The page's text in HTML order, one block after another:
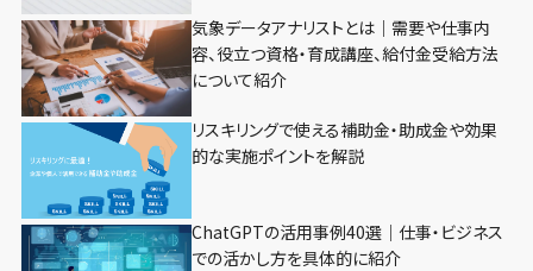
気象データアナリストとは｜需要や仕事内
容、役立つ資格・育成講座、給付金受給方法
について紹介
リスキリングで使える補助金・助成金や効果
的な実施ポイントを解説
ChatGPTの活用事例40選｜仕事・ビジネス
での活かし方を具体的に紹介